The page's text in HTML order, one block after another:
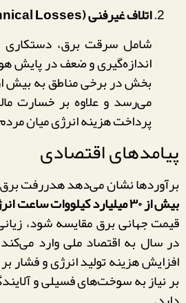
اتلاف غیرفنی (Non‑Technical Losses):
شامل سرقت برق، دستکاری
اندازه‌گیری و ضعف در
می‌رسد و علاوه بر خسارت
پرداخت هزینه انرژی میان
پیامدهای اقتصادی
برآوردها نشان می‌دهد هدررفت
بیش از ۳۰ میلیارد کیلووات ساعت انرژی
قیمت جهانی برق مقایسه شود،
در سال به اقتصاد ملی وارد
افزایش هزینه تولید انرژی و فشار
بر نیاز به سوخت‌های فسیلی و